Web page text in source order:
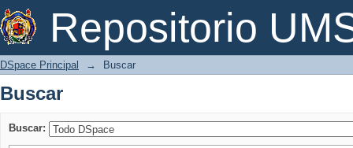
Repositorio
Buscar
DSpace Principal → Buscar
Buscar
Buscar: